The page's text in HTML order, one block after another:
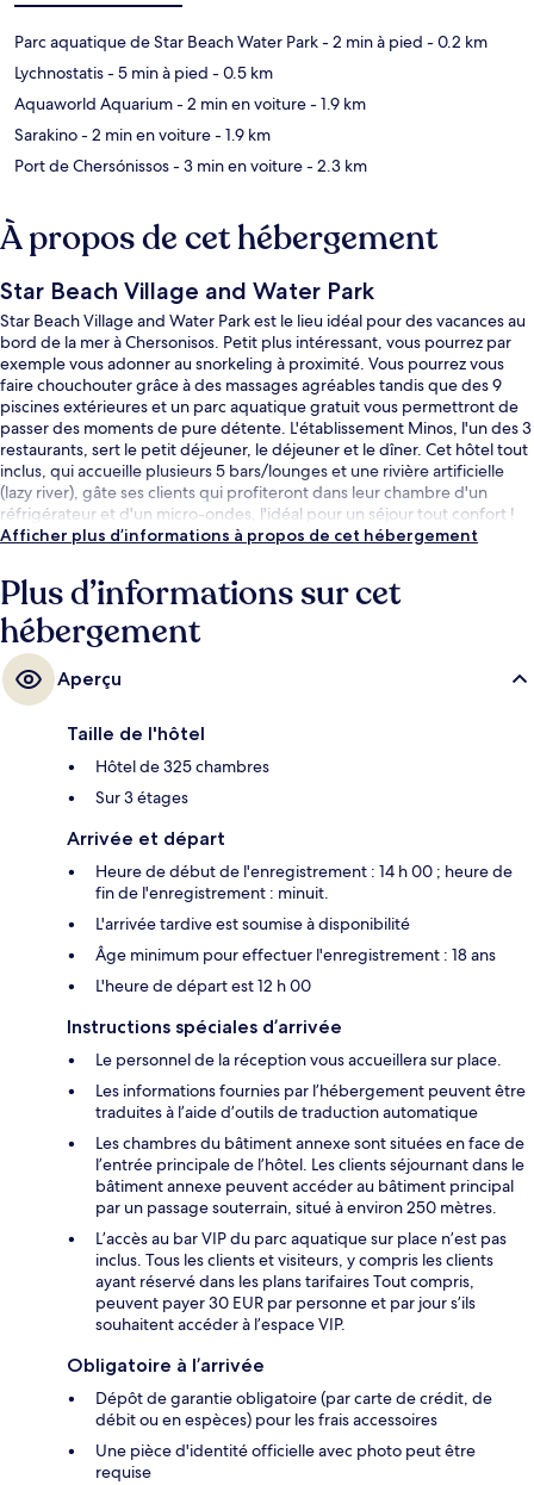
Parc aquatique de Star Beach Water Park- 2 min à pied - 0.2 km
Lychnostatis- 5 min à pied - 0.5 km
Aquaworld Aquarium- 2 min en voiture- 1.9 km
Sarakino- 2 min en voiture- 1.9 km
Port de Chersónissos- 3 min en voiture- 2.3 km
À propos de cet hébergement
Star Beach Village and Water Park
Star Beach Village and Water Park est le lieu idéal pour des vacances au
bord de la mer à Chersonisos. Petit plus intéressant, vous pourrez par
exemple vous adonner au snorkeling à proximité. Vous pourrez vous
faire chouchouter grâce à des massages agréables tandis que des 9
piscines extérieures et un parc aquatique gratuit vous permettront de
passer des moments de pure détente. L'établissement Minos, l'un des 3
restaurants, sert le petit déjeuner, le déjeuner et le dîner. Cet hôtel tout
inclus, qui accueille plusieurs 5 bars/lounges et une rivière artificielle
(lazy river), gâte ses clients qui profiteront dans leur chambre d'un
réfrigérateur et d'un micro-ondes, l'idéal pour un séjour tout confort !
Afficher plus d’informations à propos de cet hébergement
Plus d’informations sur cet
hébergement
Aperçu
Taille de l'hôtel
Hôtel de 325 chambres
Sur 3 étages
Arrivée et départ
Heure de début de l'enregistrement : 14 h 00 ; heure de
fin de l'enregistrement : minuit.
L'arrivée tardive est soumise à disponibilité
Âge minimum pour effectuer l'enregistrement : 18 ans
L'heure de départ est 12 h 00
Instructions spéciales d’arrivée
Le personnel de la réception vous accueillera sur place.
Les informations fournies par l’hébergement peuvent être
traduites à l’aide d’outils de traduction automatique
Les chambres du bâtiment annexe sont situées en face de
l’entrée principale de l’hôtel. Les clients séjournant dans le
bâtiment annexe peuvent accéder au bâtiment principal
par un passage souterrain, situé à environ 250 mètres.
L’accès au bar VIP du parc aquatique sur place n’est pas
inclus. Tous les clients et visiteurs, y compris les clients
ayant réservé dans les plans tarifaires Tout compris,
peuvent payer 30 EUR par personne et par jour s’ils
souhaitent accéder à l’espace VIP.
Obligatoire à l’arrivée
Dépôt de garantie obligatoire (par carte de crédit, de
débit ou en espèces) pour les frais accessoires
Une pièce d'identité officielle avec photo peut être
requise